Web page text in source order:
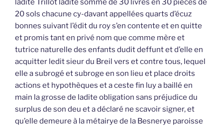
ladite Trillot ladite somme de 30 livres en 30 pièces de
20 sols chacune cy-davant appellées quarts d’écuz
bonnes suivant l’édit du roy s’en contente et en quitte
et promis tant en privé nom que comme mère et
tutrice naturelle des enfants dudit deffunt et d’elle en
acquitter ledit sieur du Breil vers et contre tous, lequel
elle a subrogé et subroge en son lieu et place droits
actions et hypothèques et a ceste fin luy a baillé en
main la grosse de ladite obligation sans préjudice du
surplus de son deu et a déclaré ne scavoir signer, et
qu’elle demeure à la métairye de la Besnerye paroisse